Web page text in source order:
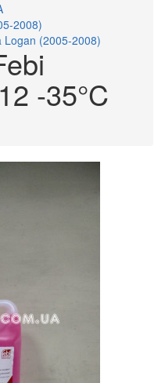
2008)
Logan (2005-2008)
-35°C